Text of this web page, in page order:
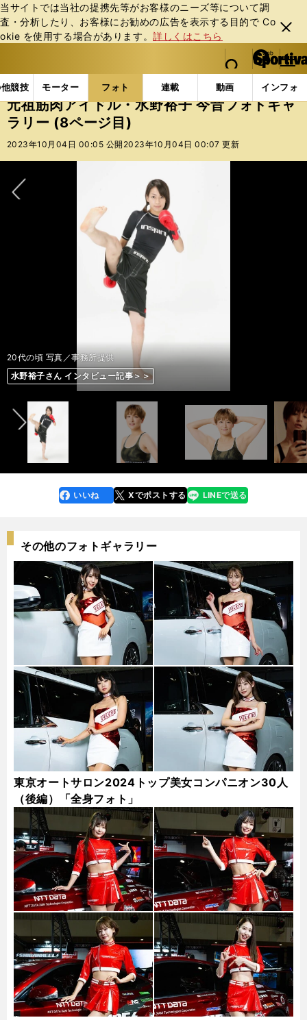
当サイトでは当社の提携先等がお客様のニーズ等について調
査・分析したり、お客様にお勧めの広告を表⽰する⽬的で Co
okie を使⽤する場合があります。詳しくはこちら
閉じ
る
web Sportiva (webスポルティーバ)
検索
マイペ
ー
ジ
メニュ
競技 モーター フォト 連載 動画 インフォ
b
ス
ポ
ル
バ
フォトギャラリー 元祖筋肉アイドル・水野裕子 今昔
元祖筋肉アイドル・水野裕子 今昔フォトギャ
ラリー (8ページ目)
2023年10月04日 00:05 公開 2023年10月04日 00:07 更新
水野裕子さん インタビュー記事＞＞
photo by Yanakaoka Sohei
20代の頃 写真／事務所提供
水野裕子さん インタビュー記事＞＞
水野裕子さん インタビュー記事＞＞
photo by Yanakaoka Sohei
水野裕子さん インタビュー記事＞＞
photo by Yanakaoka Sohei
20代の頃 写真／事務所提供
水野裕子さん インタビュー記事＞＞
水野裕子さん インタビュー記事＞＞
photo by Yanakaoka Sohei
水野裕子さん インタビュー記事＞＞
photo by Yanakaoka Sohei
20代の頃 写真／事務所提供
水野裕子さん インタビュー記事＞＞
水野裕子さん インタビュー記事＞＞
photo by Yanakaoka Sohei
水野裕子さん インタビュー記事＞＞
photo by Yanakaoka Sohei
最近のトレーニング時 写真／事務所提供
水野裕子さん インタビュー記事＞＞
最近のトレーニング時 写真／事務所提供
水野裕子さん インタビュー記事＞＞
水野裕子さん インタビュー記事＞＞
photo by Yanakaoka Sohei
水野裕子さん インタビュー記事＞＞
photo by Yanakaoka Sohei
ボルダリング 写真／事務所提供
水野裕子さん インタビュー記事＞＞
ピラティス 写真／事務所提供
水野裕子さん インタビュー記事＞＞
ピラティス 写真／事務所提供
水野裕子さん インタビュー記事＞＞
最近のトレーニング時 写真／事務所提供
水野裕子さん インタビュー記事＞＞
前へ
faceboo
k
いいね Xでポストする
line LINEで送る
その他のフォトギャラリー
東京オートサロン2024トップ美女コンパニオン30人
（後編）「全身フォト」